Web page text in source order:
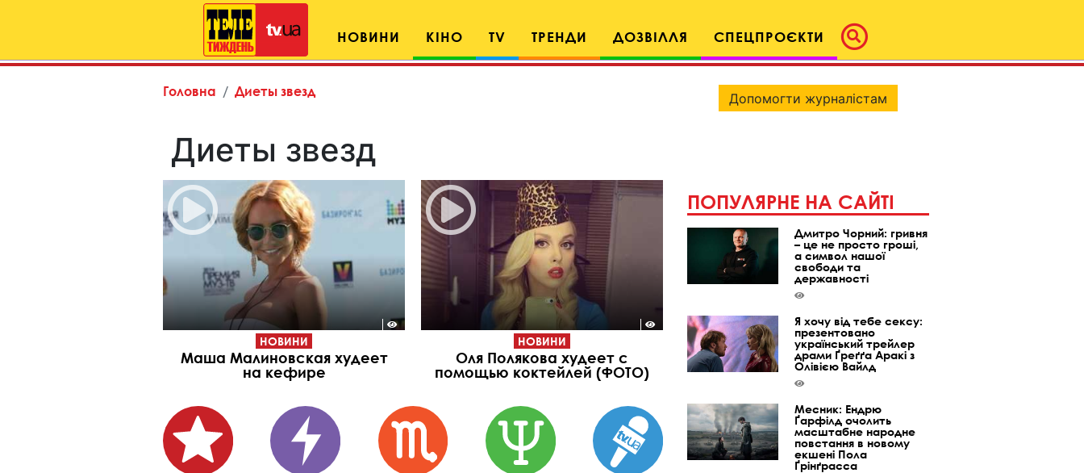
НОВИНИ КІНО TV ТРЕНДИ ДОЗВІЛЛЯ СПЕЦПРОЄКТИ
Головна Диеты звезд
Диеты звезд
НОВИНИ
Маша Малиновская худеет
на кефире
НОВИНИ
Оля Полякова худеет с
помощью коктейлей (ФОТО)
Допомогти журналістам
ПОПУЛЯРНЕ НА САЙТІ
Дмитро Чорний: гривня
– це не просто гроші,
а символ нашої
свободи та
державності
Я хочу від тебе сексу:
презентовано
український трейлер
драми Ґреґґа Аракі з
Олівією Вайлд
Месник: Ендрю
Ґарфілд очолить
масштабне народне
повстання в новому
екшені Пола
Ґрінґрасса